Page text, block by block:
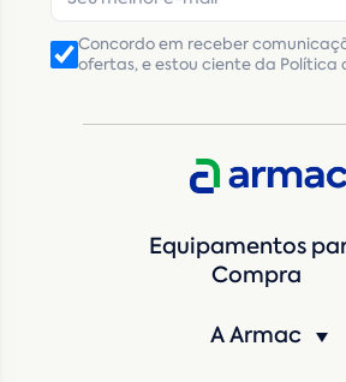
Concordo em receber
ofertas, e estou ciente da Política
Equipamentos
Compra
A Armac
Número de telefone
CNPJ Inscrição Estadual(Produtor
CNPJ da empresa/ CPF - Produtor
Máquina de interesse*